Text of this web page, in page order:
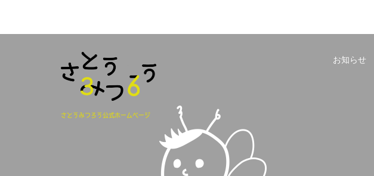
さとうみつろう公式ホームページ
お知らせ